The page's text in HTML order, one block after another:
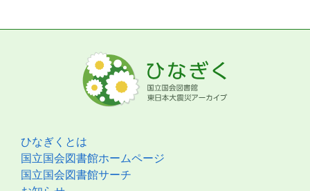
ひなぎくとは
国立国会図書館ホームページ
国立国会図書館サーチ